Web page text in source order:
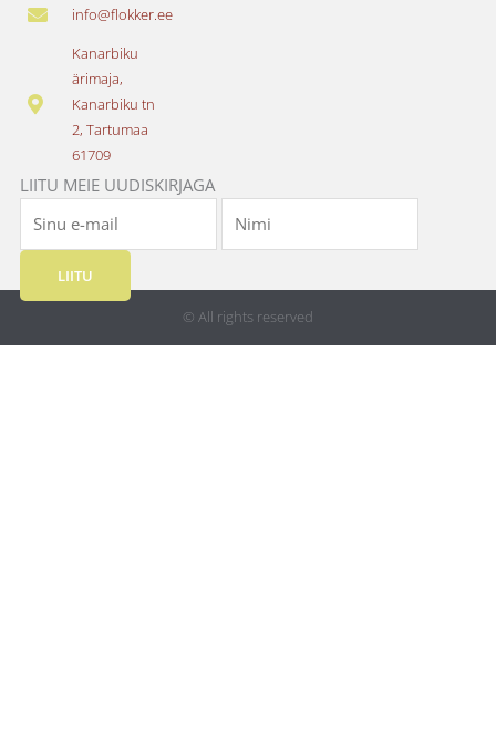
info@flokker.ee
Kanarbiku
ärimaja,
Kanarbiku tn
2, Tartumaa
61709
LIITU MEIE UUDISKIRJAGA
LIITU
© All rights reserved